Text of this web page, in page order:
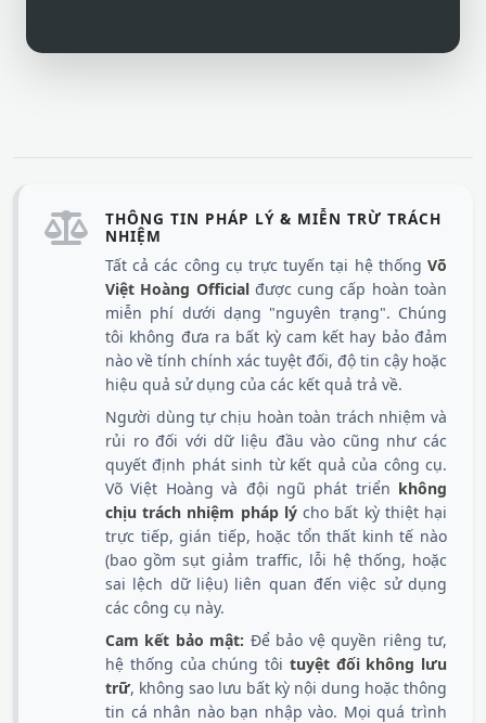
THÔNG TIN PHÁP LÝ & MIỄN TRỪ TRÁCH
NHIỆM
Tất cả các công cụ trực tuyến tại hệ thống Võ
Việt Hoàng Officialđược cung cấp hoàn toàn
miễn phí dưới dạng "nguyên trạng". Chúng
tôi không đưa ra bất kỳ cam kết hay bảo đảm
nào về tính chính xác tuyệt đối, độ tin cậy hoặc
hiệu quả sử dụng của các kết quả trả về.
Người dùng tự chịu hoàn toàn trách nhiệm và
rủi ro đối với dữ liệu đầu vào cũng như các
quyết định phát sinh từ kết quả của công cụ.
Võ Việt Hoàng và đội ngũ phát triển không
chịu trách nhiệm pháp lýcho bất kỳ thiệt hại
trực tiếp, gián tiếp, hoặc tổn thất kinh tế nào
(bao gồm sụt giảm traffic, lỗi hệ thống, hoặc
sai lệch dữ liệu) liên quan đến việc sử dụng
các công cụ này.
Cam kết bảo mật: Để bảo vệ quyền riêng tư,
hệ thống của chúng tôi tuyệt đối không lưu
trữ, không sao lưu bất kỳ nội dung hoặc thông
tin cá nhân nào bạn nhập vào. Mọi quá trình